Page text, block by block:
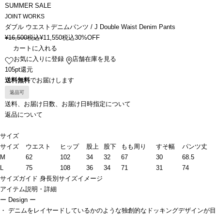
SUMMER SALE
JOINT WORKS
ダブル ウエストデニムパンツ / J Double Waist Denim Pants
¥16,500税込¥11,550税込30%OFF
カートに入れる
お気に入りに登録
店舗在庫を見る
105pt還元
送料無料でお届けします
返品可
送料、お届け日数、お届け日時指定について
返品について
サイズ
サイズ
ウエスト ヒップ 股上 股下 もも周り すそ幅
パンツ丈
M
62 102 34 32 67 30
68.5
L
75 108 36 34 71 31
74
サイズガイド 身長別サイズイメージ
アイテム説明・詳細
ー Design ー
・ デニムをレイヤードしているかのような独創的なドッキングデザインが目